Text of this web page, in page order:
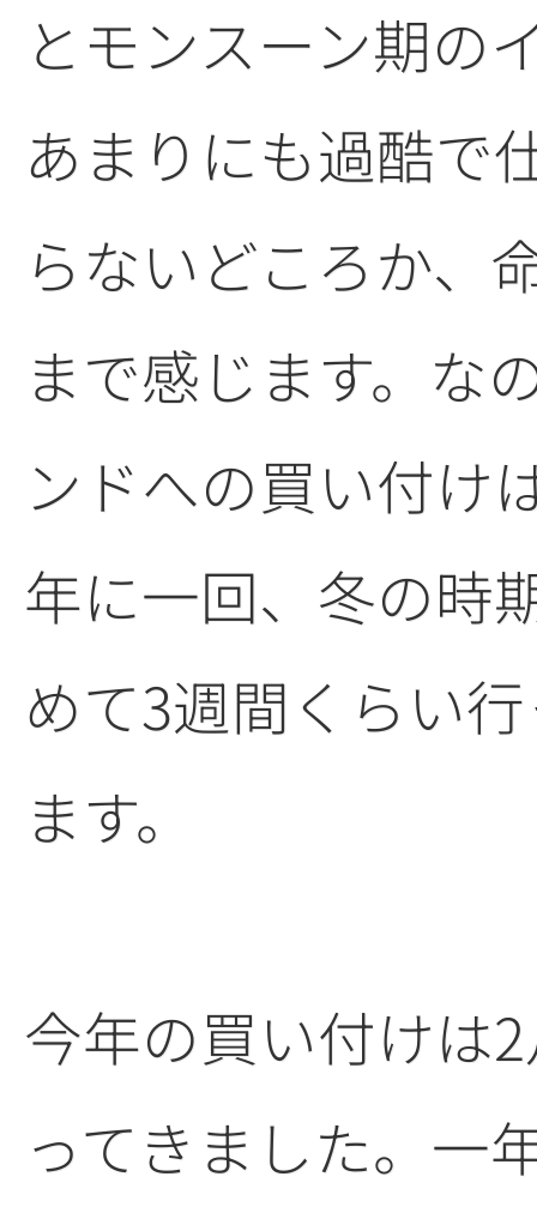
とモンスーン期の
あまりにも過酷で
らないどころか、
まで感じます。な
ンドへの買い付け
年に一回、冬の時
めて3週間くらい
ます。
今年の買い付けは
ってきました。一